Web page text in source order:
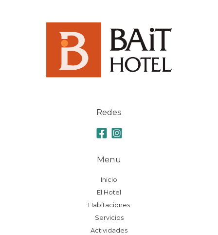
Redes
Menu
Inicio
El Hotel
Habitaciones
Servicios
Actividades